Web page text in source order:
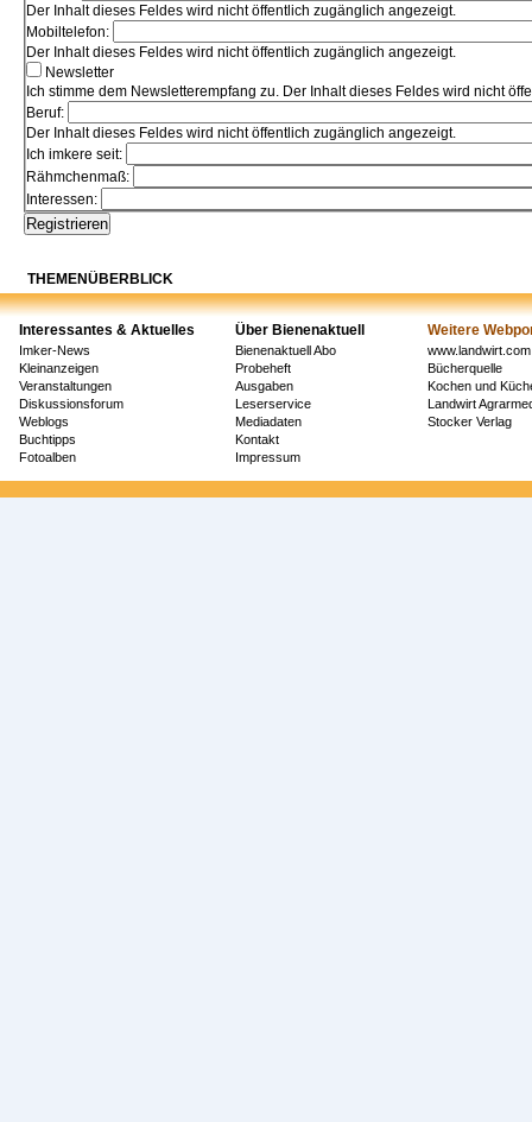
Der Inhalt dieses Feldes wird nicht öffentlich zugänglich angezeigt.
Mobiltelefon:
Der Inhalt dieses Feldes wird nicht öffentlich zugänglich angezeigt.
Newsletter
Ich stimme dem Newsletterempfang zu. Der Inhalt dieses Feldes wird nicht
Beruf:
Der Inhalt dieses Feldes wird nicht öffentlich zugänglich angezeigt.
Ich imkere seit:
Rähmchenmaß:
Interessen:
THEMENÜBERBLICK
Interessantes & Aktuelles Über Bienenaktuell Weitere
Imker-News
Kleinanzeigen
Veranstaltungen
Diskussionsforum
Weblogs
Buchtipps
Fotoalben
Bienenaktuell Abo
Probeheft
Ausgaben
Leserservice
Mediadaten
Kontakt
Impressum
www.landwirt.com
Bücherquelle
Kochen und
Landwirt
Stocker Verlag